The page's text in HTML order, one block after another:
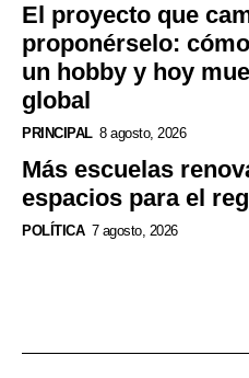
El proyecto que
proponérselo:
un hobby y hoy
global
PRINCIPAL 8 agosto, 2026
Más escuelas
espacios para el
POLÍTICA 7 agosto, 2026